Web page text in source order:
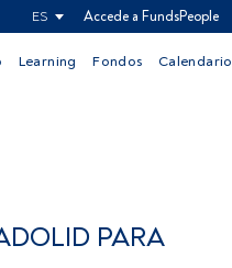
ES Accede a FundsPeople
Learning Fondos Calendario
PARA